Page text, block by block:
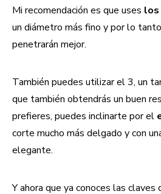
Mi recomendación es que uses los
un diámetro más fino y por lo
penetrarán mejor.
También puedes utilizar el 3, un
que también obtendrás un buen
prefieres, puedes inclinarte por el
corte mucho más delgado y con
elegante.
Y ahora que ya conoces las